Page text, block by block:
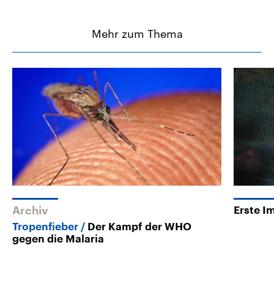
Mehr zum Thema
Archiv
Tropenfieber
Der Kampf der WHO
gegen die Malaria
Erste